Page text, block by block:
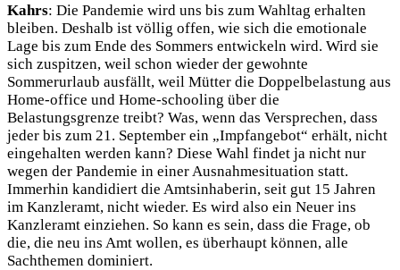
Kahrs: Die Pandemie wird uns bis zum Wahltag erhalten
bleiben. Deshalb ist völlig offen, wie sich die emotionale
Lage bis zum Ende des Sommers entwickeln wird. Wird sie
sich zuspitzen, weil schon wieder der gewohnte
Sommerurlaub ausfällt, weil Mütter die Doppelbelastung aus
Home-office und Home-schooling über die
Belastungsgrenze treibt? Was, wenn das Versprechen, dass
jeder bis zum 21. September ein „Impfangebot“ erhält, nicht
eingehalten werden kann? Diese Wahl findet ja nicht nur
wegen der Pandemie in einer Ausnahmesituation statt.
Immerhin kandidiert die Amtsinhaberin, seit gut 15 Jahren
im Kanzleramt, nicht wieder. Es wird also ein Neuer ins
Kanzleramt einziehen. So kann es sein, dass die Frage, ob
die, die neu ins Amt wollen, es überhaupt können, alle
Sachthemen dominiert.